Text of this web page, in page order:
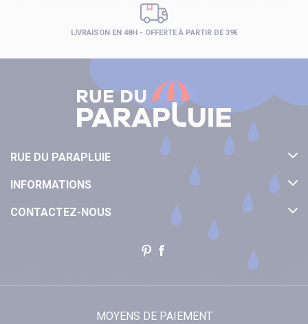
LIVRAISON EN 48H - OFFERTE À PARTIR DE 39€
RUE DU PARAPLUIE
INFORMATIONS
CONTACTEZ-NOUS
MOYENS DE PAIEMENT